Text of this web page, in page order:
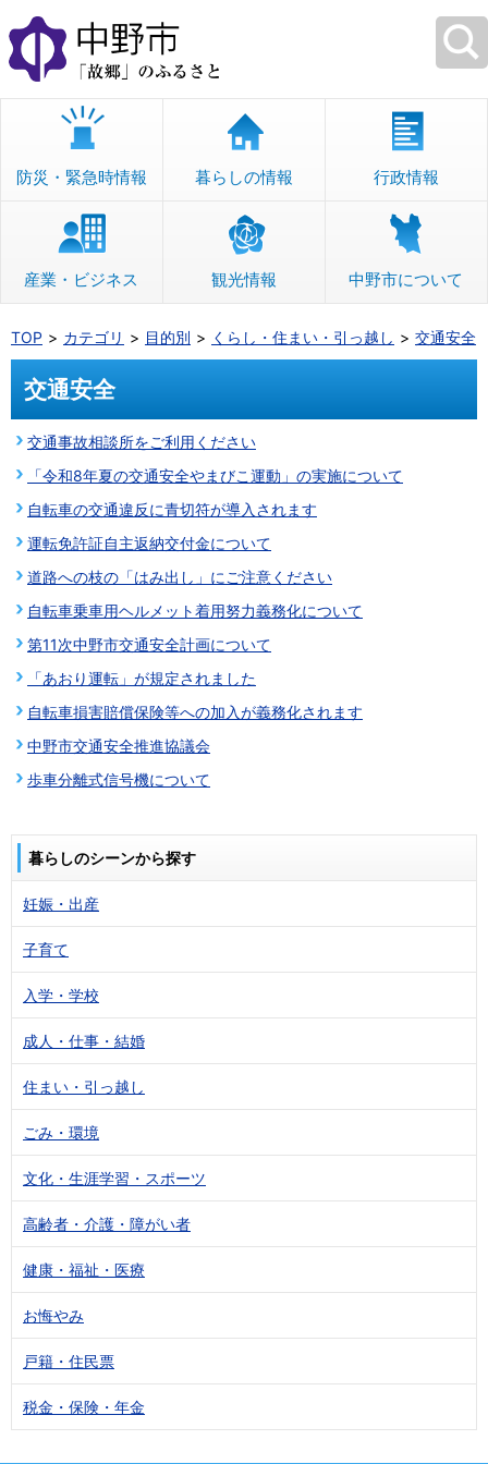
本
文
へ
移
防災・緊急時情報 暮らしの情報 行政情報
産業・ビジネス 観光情報 中野市について
TOP カテゴリ 目的別 くらし・住まい・引っ越し 交通安全
交通安全
交通事故相談所をご利用ください
「令和8年夏の交通安全やまびこ運動」の実施について
自転車の交通違反に青切符が導入されます
運転免許証自主返納交付金について
道路への枝の「はみ出し」にご注意ください
自転車乗車用ヘルメット着用努力義務化について
第11次中野市交通安全計画について
「あおり運転」が規定されました
自転車損害賠償保険等への加入が義務化されます
中野市交通安全推進協議会
歩車分離式信号機について
暮らしのシーンから探す
妊娠・出産
子育て
入学・学校
成人・仕事・結婚
住まい・引っ越し
ごみ・環境
文化・生涯学習・スポーツ
高齢者・介護・障がい者
健康・福祉・医療
お悔やみ
戸籍・住民票
税金・保険・年金